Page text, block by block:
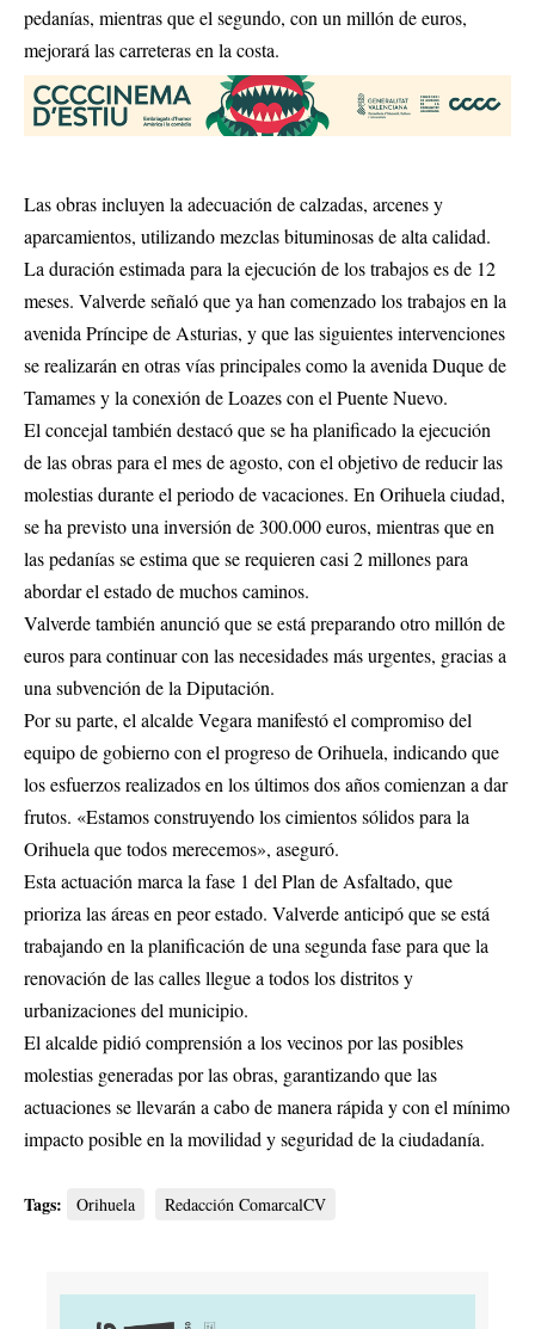
pedanías, mientras que el segundo, con un millón de euros,
mejorará las carreteras en la costa.
Las obras incluyen la adecuación de calzadas, arcenes y
aparcamientos, utilizando mezclas bituminosas de alta calidad.
La duración estimada para la ejecución de los trabajos es de 12
meses. Valverde señaló que ya han comenzado los trabajos en la
avenida Príncipe de Asturias, y que las siguientes intervenciones
se realizarán en otras vías principales como la avenida Duque de
Tamames y la conexión de Loazes con el Puente Nuevo.
El concejal también destacó que se ha planificado la ejecución
de las obras para el mes de agosto, con el objetivo de reducir las
molestias durante el periodo de vacaciones. En Orihuela ciudad,
se ha previsto una inversión de 300.000 euros, mientras que en
las pedanías se estima que se requieren casi 2 millones para
abordar el estado de muchos caminos.
Valverde también anunció que se está preparando otro millón de
euros para continuar con las necesidades más urgentes, gracias a
una subvención de la Diputación.
Por su parte, el alcalde Vegara manifestó el compromiso del
equipo de gobierno con el progreso de Orihuela, indicando que
los esfuerzos realizados en los últimos dos años comienzan a dar
frutos. «Estamos construyendo los cimientos sólidos para la
Orihuela que todos merecemos», aseguró.
Esta actuación marca la fase 1 del Plan de Asfaltado, que
prioriza las áreas en peor estado. Valverde anticipó que se está
trabajando en la planificación de una segunda fase para que la
renovación de las calles llegue a todos los distritos y
urbanizaciones del municipio.
El alcalde pidió comprensión a los vecinos por las posibles
molestias generadas por las obras, garantizando que las
actuaciones se llevarán a cabo de manera rápida y con el mínimo
impacto posible en la movilidad y seguridad de la ciudadanía.
Tags: Orihuela Redacción ComarcalCV